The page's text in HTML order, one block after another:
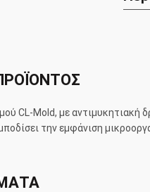
CL-Mold, με
την εμφάνιση